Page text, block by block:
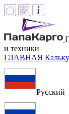
и техники
ГЛАВНАЯ
Русский